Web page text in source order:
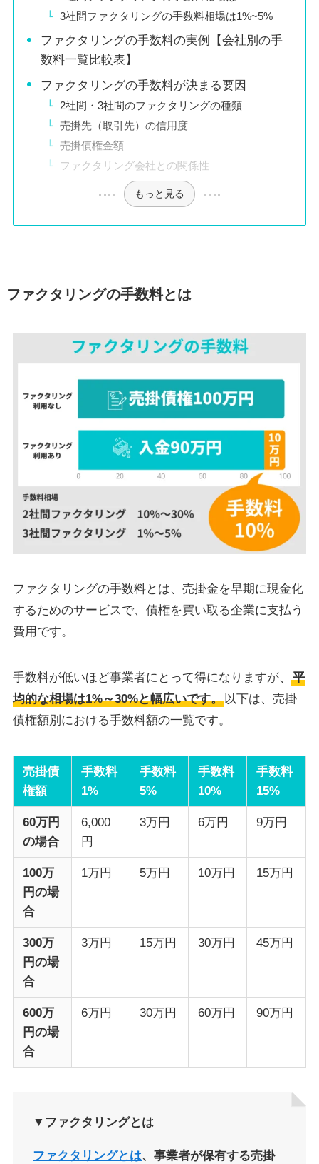
3社間ファクタリングの手数料相場は1%~5%
ファクタリングの手数料の実例【会社別の手
数料一覧比較表】
ファクタリングの手数料が決まる要因
2社間・3社間のファクタリングの種類
売掛先（取引先）の信用度
売掛債権金額
ファクタリング会社との関係性
もっと見る
ファクタリングの手数料とは
ファクタリングの手数料とは、売掛金を早期に現金化
するためのサービスで、債権を買い取る企業に支払う
費用です。
手数料が低いほど事業者にとって得になりますが、
平
均的な相場は1%～30%と幅広いです。以下は、売掛
債権額別における手数料額の一覧です。
売掛債
権額
手数料
1%
手数料
5%
手数料
10%
手数料
15%
60万円
の場合
6,000
円
3万円 6万円 9万円
100万
円の場
合
1万円 5万円 10万円 15万円
300万
円の場
合
3万円 15万円 30万円 45万円
600万
円の場
合
6万円 30万円 60万円 90万円
▼ファクタリングとは
ファクタリングとは、事業者が保有する売掛